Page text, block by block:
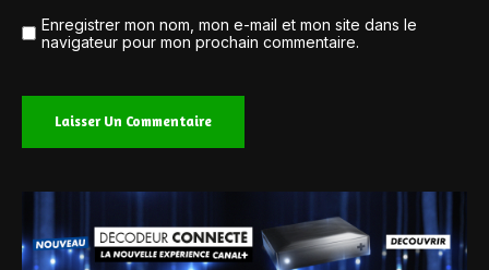
Enregistrer mon nom, mon e-mail et mon site dans le
navigateur pour mon prochain commentaire.